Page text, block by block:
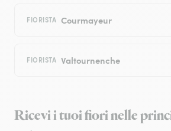
FIORISTA Courmayeur
FIORISTA Valtournenche
Ricevi i tuoi fiori nelle